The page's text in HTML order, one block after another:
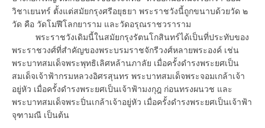
วิชาเยนทร์ ตั้งแต่สมัยกรุงศรีอยุธยา พระราชวังนี้ถูกขนาบด้วยวัด ๒
วัด คือ วัดโมฬีโลกยาราม และวัดอรุณราชวราราม
พระราชวังเดิมนี้ในสมัยกรุงรัตนโกสินทร์ได้เป็นที่ประทับของ
พระราชวงศ์ที่สำคัญของพระบรมราชจักรีวงศ์หลายพระองค์ เช่น
พระบาทสมเด็จพระพุทธิเลิศหล้านภาลัย เมื่อครั้งดำรงพระยศเป็น
สมเด็จเจ้าฟ้ากรมหลวงอิศรสุนทร พระบาทสมเด็จพระจอมเกล้าเจ้า
อยู่หัว เมื่อครั้งดำรงพระยศเป็นเจ้าฟ้ามงกุฎ ก่อนทรงผนวช และ
พระบาทสมเด็จพระปิ่นเกล้าเจ้าอยู่หัว เมื่อครั้งดำรงพระยศเป็นเจ้าฟ้า
จุฑามณี เป็นต้น